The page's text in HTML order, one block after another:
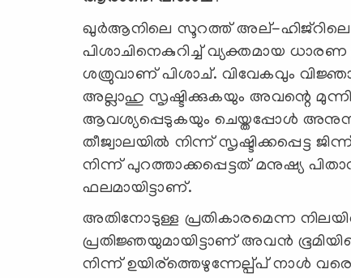
ഖുര്‍ആനിലെ സൂറത്ത്‌ അല്-
പിശാചിനെകുറിച്ച് വ്യക്തമായ
ശത്രുവാണ് പിശാച്. വിവേകവും
അല്ലാഹു സൃഷ്ടിക്കുകയും അവന്റെ
ആവശ്യപ്പെടുകയും ചെയ്തപ്പോള്‍
തീജ്വാലയില്‍ നിന്ന് സൃഷ്ടിക്കപ്പെട്ട
നിന്ന് പുറത്താക്കപ്പെട്ടത് മനുഷ്യ
ഫലമായിട്ടാണ്.
അതിനോടുള്ള പ്രതികാരമെന്ന
പ്രതിജ്ഞയുമായിട്ടാണ് അവന്‍
നിന്ന് ഉയിര്ത്തെഴുന്നേല്പ്പ് നാള്‍